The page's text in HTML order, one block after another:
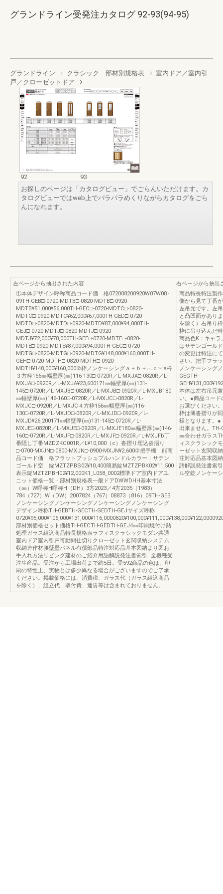
グランドライン受発注カタログ 92-93(94-95)
グランドライン クラシック 部材別規格表
室内ドア／室内引
戸／クローゼットドア
92
93
お探しのページは「カタログビュー」でごらんいただけます。カ
タログビューではweb上でパラパラめくりながらカタログをごら
んになれます。
左ページから抽出された内容
①本体デザイン呼称商品コード価 格072008200920W07W08･
09TH-GEB□-0720-MDTB□-0820-MDTB□-0920-
MDTB¥51,000¥56,000TH-GEC□-0720-MDTC□-0820-
MDTC□-0920-MDTC¥62,000¥67,000TH-GED□-0720-
MDTD□-0820-MDTD□-0920-MDTD¥87,000¥94,000TH-
GEJ□-0720-MDTJ□-0820-MDTJ□-0920-
MDTJ¥72,000¥78,000TH-GEE□-0720-MDTE□-0820-
MDTE□-0920-MDTE¥87,000¥94,000TH-GEG□-0720-
MDTG□-0820-MDTG□-0920-MDTG¥148,000¥160,000TH-
GEH□-0720-MDTH□-0820-MDTH□-0920-
MDTH¥148,000¥160,000②枠ノンケーシングａ＋ｂ＋︵ｃ︶a枠
３方枠156㎜幅壁厚(㎜)116-130□-0720R／L-MXJA□-0820R／L-
MXJA□-0920R／L-MXJA¥23,600171㎜幅壁厚(㎜)131-
145□-0720R／L-MXJB□-0820R／L-MXJB□-0920R／L-MXJB180
㎜幅壁厚(㎜)146-160□-0720R／L-MXJC□-0820R／L-
MXJC□-0920R／L-MXJC４方枠156㎜幅壁厚(㎜)116-
130□-0720R／L-MXJD□-0820R／L-MXJD□-0920R／L-
MXJD¥26,200171㎜幅壁厚(㎜)131-145□-0720R／L-
MXJE□-0820R／L-MXJE□-0920R／L-MXJE180㎜幅壁厚(㎜)146-
160□-0720R／L-MXJF□-0820R／L-MXJF□-0920R／L-MXJFb丁
番隠し丁番MZDZKC001R／L¥10,000（c）沓摺り埋込沓摺り
□-0700-MXJN□-0800-MXJN□-0900-MXJN¥2,600③把手機 能商
品コード価 格フラットプッシュプルハンドルカラー：サテン
ゴールド空 錠MZTZPBS02¥10,400簡易錠MZTZPBK02¥11,500
表示錠MZTZPBH02¥12,000K1_L058_0002標準ドア室内ドアユ
ニット価格一覧・部材別規格表一般ドアDWWDHH基本寸法
（㎜）W呼称H呼称H（DH）3方2023／4方2035（1983）
784（727）W（DW）2007824（767）08873（816）09TH-GEB
ノンケーシングノンケーシングノンケーシングノンケーシング
デザイン呼称TH-GEBTH-GECTH-GEDTH-GEJサイズ呼称
部材別価格セット価格TH-GECTH-GEDTH-GEJ4㎜印刷焼付け熱
処理ガラス組込商品特長規格表ラフィスクラシックモダン共通
室内ドア室内引戸可動間仕切りクローゼット玄関収納システム
収納造作材腰壁壁パネル有償部品特注対応品基本図納まり図お
手入れ方法リビング建材のご紹介用語解説発注書索引…全機種受
注生産品。受注から工場出荷まで約5日。受592商品の色は、印
刷の特性上、実物とは多少異なる場合がございますのでご了承
ください。掲載価格には、消費税、ガラス代（ガラス組込商品
を除く）、組立代、取付費、運賃等は含まれておりません。
右ページから抽出
商品特長特注製
側から見て丁番
左吊元です。左
と凸凹面があり
を除く）右吊り
枠に吊り込んだ
商品色K：キャ
はサテンゴール
の変更は特注に
さい。把手フラ
ノンケーシング
GEGTH-
本体は左右吊元
い。●商品コード
お選びください
枠は薄沓摺りが
様となります。●
出来ません。TH-
㎜合わせガラス
ィスクラシック
ーゼット玄関収
注対応品基本図
語解説発注書索
ル空錠ノンケー